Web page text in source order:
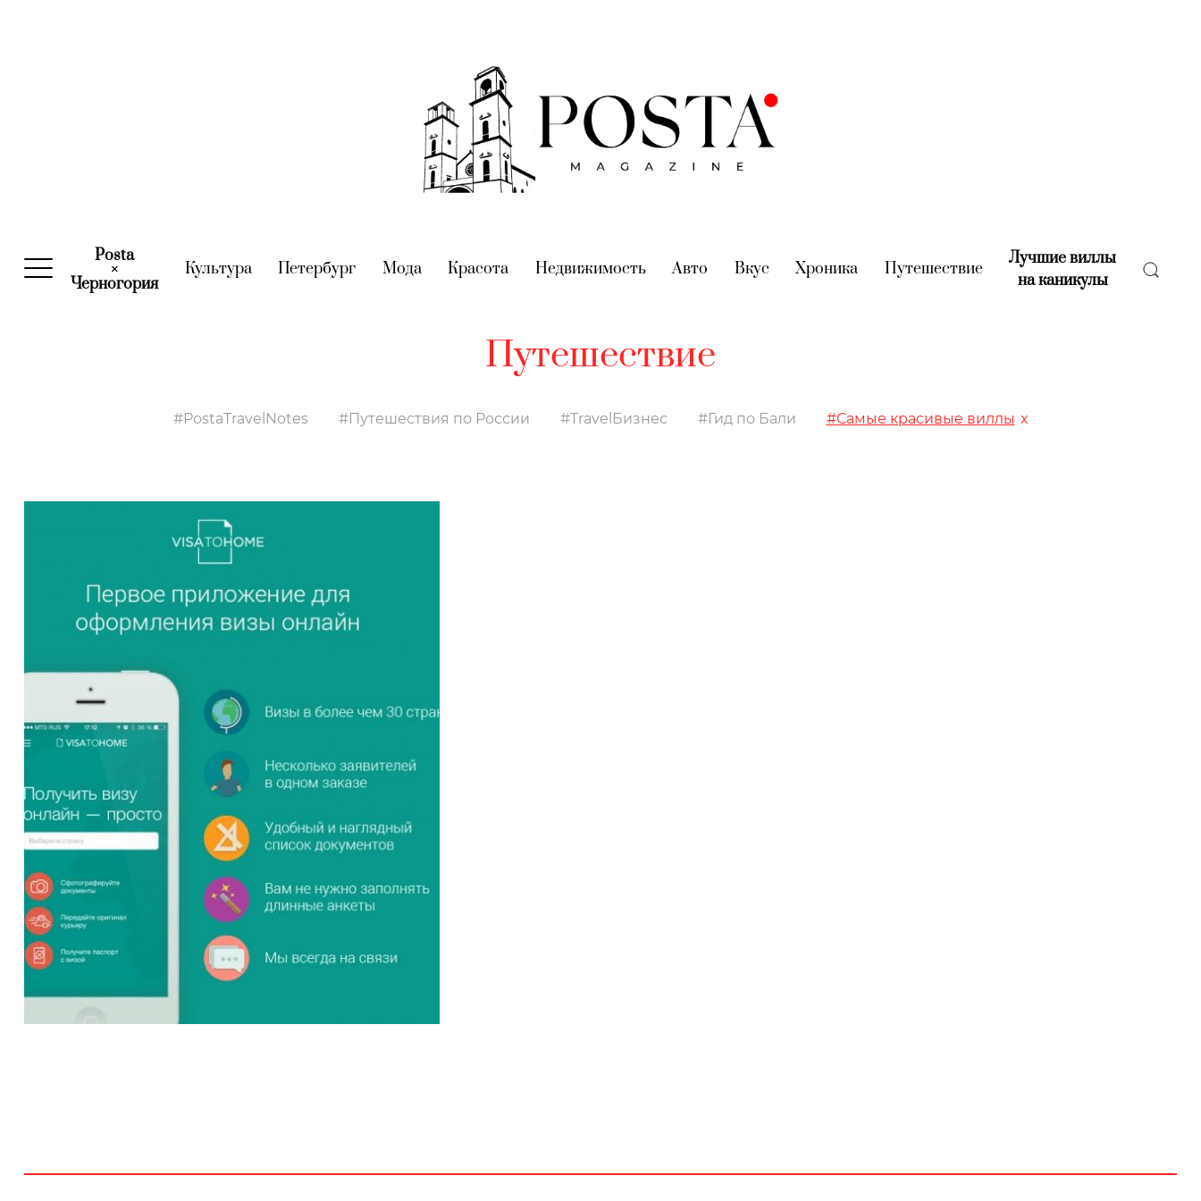
Posta
×
Черногория(current)
Культура(current)
Петербург (current)
Мода(current)
Красота (current)
Недвижимость(current)
Авто (current)
Вкус (current)
Хроника (current)
Путешествие(current)
Лучшие виллы
на каникулы(current)
Путешествие
PostaTravelNotes Путешествия по России TravelБизнес Гид по Бали Самые красивые виллы